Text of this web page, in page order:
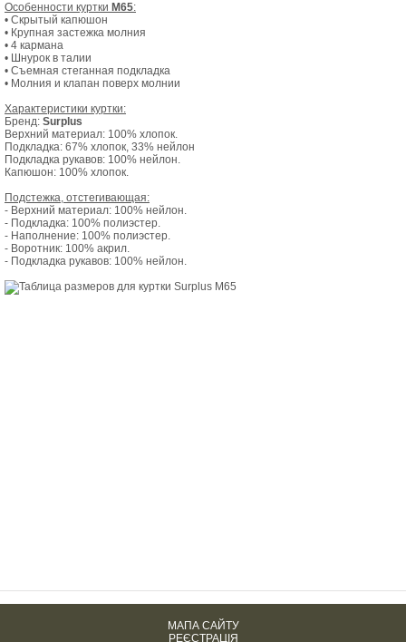
Особенности куртки M65:
• Скрытый капюшон
• Крупная застежка молния
• 4 кармана
• Шнурок в талии
• Съемная стеганная подкладка
• Молния и клапан поверх молнии
Характеристики куртки:
Бренд: Surplus
Верхний материал: 100% хлопок.
Подкладка: 67% хлопок, 33% нейлон
Подкладка рукавов: 100% нейлон.
Капюшон: 100% хлопок.
Подстежка, отстегивающая:
- Верхний материал: 100% нейлон.
- Подкладка: 100% полиэстер.
- Наполнение: 100% полиэстер.
- Воротник: 100% акрил.
- Подкладка рукавов: 100% нейлон.
МАПА САЙТУ
РЕЄСТРАЦІЯ